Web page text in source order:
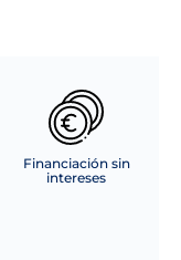
Financiación sin
intereses